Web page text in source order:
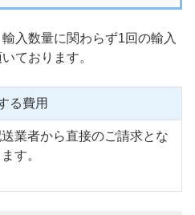
入数量に関わらず1回の輸入
ております。
る費用
送業者から直接のご請求とな
す。